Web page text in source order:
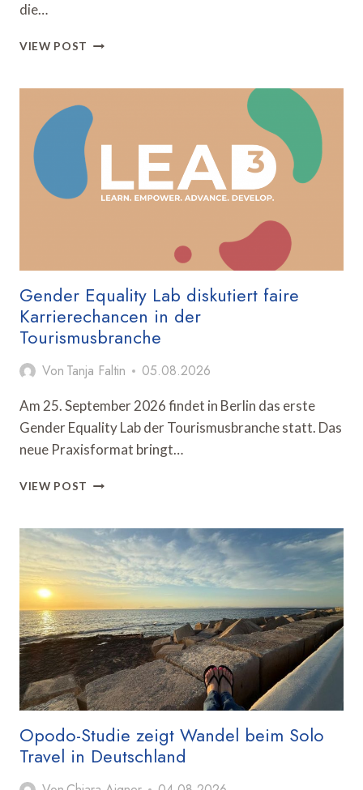
die…
VIEW POST ADFC
TEST
2026
Gender Equality Lab diskutiert faire
Karrierechancen in der
Tourismusbranche
Von Tanja Faltin 05.08.2026
Am 25. September 2026 findet in Berlin das erste
Gender Equality Lab der Tourismusbranche statt. Das
neue Praxisformat bringt…
VIEW POST GENDER
DISKUTIERT
FAIRE
KARRIERECHANCEN
IN
DER
TOURISMUSBRANCHE
Opodo-Studie zeigt Wandel beim Solo
Travel in Deutschland